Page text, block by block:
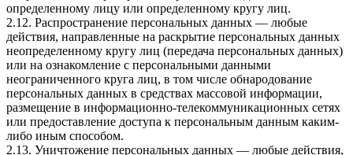
определенному лицу или определенному кругу лиц.
2.12. Распространение персональных данных — любые
действия, направленные на раскрытие персональных данных
неопределенному кругу лиц (передача персональных данных)
или на ознакомление с персональными данными
неограниченного круга лиц, в том числе обнародование
персональных данных в средствах массовой информации,
размещение в информационно-телекоммуникационных сетях
или предоставление доступа к персональным данным каким-
либо иным способом.
2.13. Уничтожение персональных данных — любые действия,